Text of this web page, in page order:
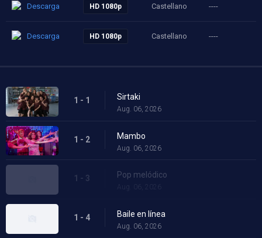
Descarga HD 1080p Castellano ----
Descarga HD 1080p Castellano ----
1 - 1 Sirtaki
Aug. 06, 2026
1 - 2 Mambo
Aug. 06, 2026
1 - 3 Pop melódico
Aug. 06, 2026
1 - 4 Baile en línea
Aug. 06, 2026